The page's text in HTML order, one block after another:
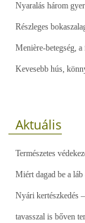
Nyaralás három
Részleges
Menière-betegség,
Kevesebb hús,
Aktuális
Természetes
Miért dagad be a láb
Nyári kertészkedés
tavasszal is bőven